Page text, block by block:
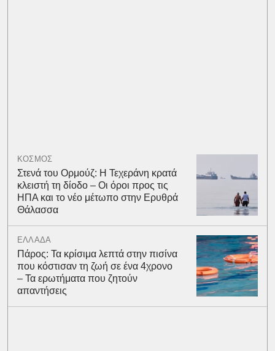
ΚΟΣΜΟΣ
Στενά του Ορμούζ: Η Τεχεράνη κρατά
κλειστή τη δίοδο – Οι όροι προς τις
ΗΠΑ και το νέο μέτωπο στην Ερυθρά
Θάλασσα
ΕΛΛΑΔΑ
Πάρος: Τα κρίσιμα λεπτά στην πισίνα
που κόστισαν τη ζωή σε ένα 4χρονο
– Τα ερωτήματα που ζητούν
απαντήσεις